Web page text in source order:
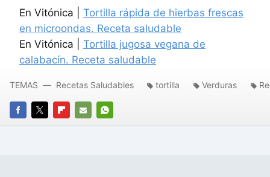
En Vitónica | Tortilla rápida de hierbas frescas
en microondas. Receta saludable
En Vitónica | Tortilla jugosa vegana de
calabacín. Receta saludable
FACEBOOK
TWITTERFLIPBOARD
E-
WHATSAPP
TEMAS Recetas Saludables tortilla Verduras